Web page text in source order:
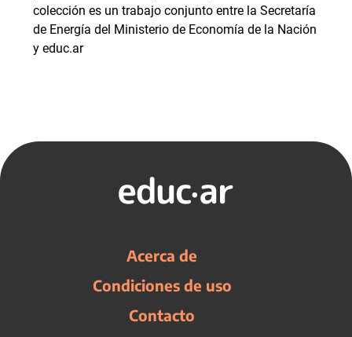
colección es un trabajo conjunto entre la Secretaría
de Energía del Ministerio de Economía de la Nación
y educ.ar
Acerca de
Condiciones de uso
Contacto